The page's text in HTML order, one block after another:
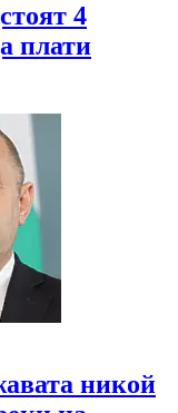
4
плати
никой